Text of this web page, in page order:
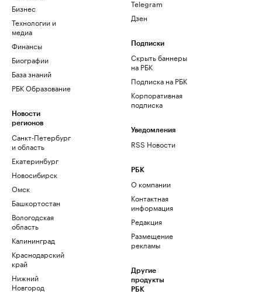
Бизнес
Технологии и
медиа
Финансы
Биографии
База знаний
РБК Образование
Новости
регионов
Санкт-Петербург
и область
Екатеринбург
Новосибирск
Омск
Башкортостан
Вологодская
область
Калининград
Краснодарский
край
Нижний
Новгород
Telegram
Дзен
Подписки
Скрыть баннеры
на РБК
Подписка на РБК
Корпоративная
подписка
Уведомления
RSS Новости
РБК
О компании
Контактная
информация
Редакция
Размещение
рекламы
Другие
продукты
РБК